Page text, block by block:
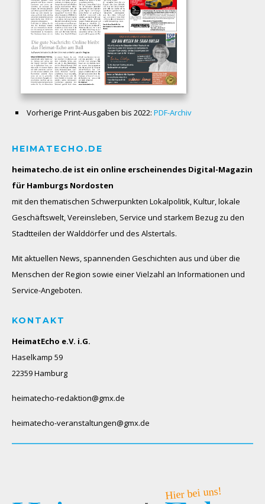
Vorherige Print-Ausgaben bis 2022: PDF-Archiv
HEIMATECHO.DE
heimatecho.de ist ein online erscheinendes Digital-Magazin
für Hamburgs Nordosten
mit den thematischen Schwerpunkten Lokalpolitik, Kultur, lokale
Geschäftswelt, Vereinsleben, Service und starkem Bezug zu den
Stadtteilen der Walddörfer und des Alstertals.
Mit aktuellen News, spannenden Geschichten aus und über die
Menschen der Region sowie einer Vielzahl an Informationen und
Service-Angeboten.
KONTAKT
HeimatEcho e.V. i.G.
Haselkamp 59
22359 Hamburg
heimatecho-redaktion@gmx.de
heimatecho-veranstaltungen@gmx.de